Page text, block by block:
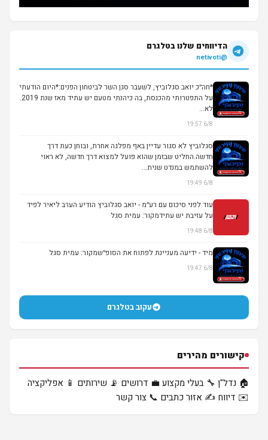
הדיווחים שלנו בטלגרם
@netivoti
*חה״כ יואב סגלוביץ, לשעבר סגן השר לביטחון הפנים:*היום הודעתי
על התפטרותי מהכנסת, בה כיהנתי מטעם יש עתיד מאז שנת 2019.
לא...
6/8 19:57
סגלוביץ לא סגור עדיין באף מפלגה אחרת, ובוחן כעת דרך
חדשה.החליט שבזמן שהוא פועל למצוא דרך חדשה, לא ראוי
להשתמש במנדט שנית...
6/8 19:49
עוד לפני סיכום עם רע״מ - יואב סגלוביץ הודיע הערב ליאיר לפיד
על עזיבת יש עתידמקור: עמית סגל
6/8 19:48
מיד - ידיעה מעניינת לפתוח את הסופ״שמקור: עמית סגל
6/8 19:47
עקוב בטלגרם
קישורים מהירים
🏠 נדל"ן 🔧 בעלי מקצוע 💼 דרושים 📡 שירותים 📱 אפליקציה
✉️ דיווח ✍️ אזור כתבים 📞 צור קשר